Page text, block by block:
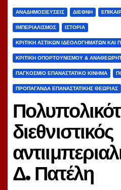
ΑΝΑΔΗΜΟΣΙΕΎΣΕΙΣ ΔΙΕΘΝΉ
ΙΜΠΕΡΙΑΛΙΣΜΌΣ ΙΣΤΟΡΊΑ
ΚΡΙΤΙΚΉ ΑΣΤΙΚΏΝ ΙΔΕΟΛΟΓΗΜΆΤΩΝ ΚΑΙ
ΚΡΙΤΙΚΉ ΟΠΟΡΤΟΥΝΙΣΜΟΎ &
ΠΑΓΚΌΣΜΙΟ ΕΠΑΝΑΣΤΑΤΙΚΌ ΚΊΝΗΜΑ
ΠΡΟΠΑΓΆΝΔΑ ΕΠΑΝΑΣΤΑΤΙΚΉΣ ΘΕΩΡΊΑΣ
διεθνιστικός
Δ. Πατέλη